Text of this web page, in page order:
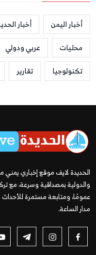
أخبار اليمن أخبار
محليات
عربي ودولي
تكنولوجيا
تقارير
الحديدة لايف موقع إخباري يمني
والدولية بمصداقية وسرعة، مع
عمومًا، ومتابعة مستمرة للأحداث
مدار الساعة.